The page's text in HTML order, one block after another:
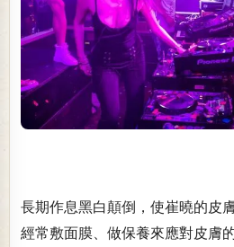
長期作息黑白顛倒，使崔曉的皮
經常敷面膜、做保養來應對皮膚